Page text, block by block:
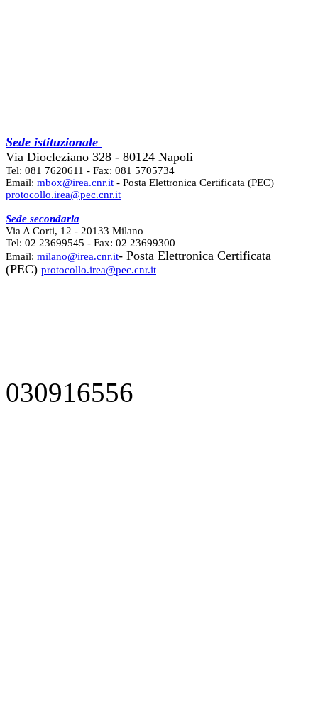
Sede istituzionale
Via Diocleziano 328 - 80124 Napoli
Tel: 081 7620611 - Fax: 081 5705734
Email: mbox@irea.cnr.it - Posta Elettronica Certificata (PEC)
protocollo.irea@pec.cnr.it
Sede secondaria
Via A Corti, 12 - 20133 Milano
Tel: 02 23699545 - Fax: 02 23699300
Email: milano@irea.cnr.it- Posta Elettronica Certificata
(PEC) protocollo.irea@pec.cnr.it
030916556